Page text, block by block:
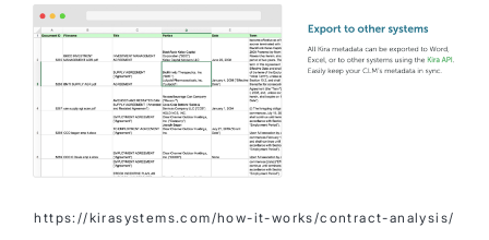
https://kirasystems.com/how-it-works/contract-analysis/